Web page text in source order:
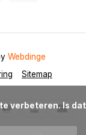
Sitemap
Webdinge